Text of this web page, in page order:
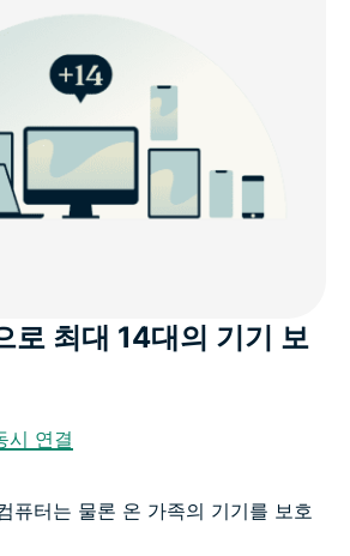
로 최대 14대의 기기 보
시 연결
퓨터는 물론 온 가족의 기기를 보호